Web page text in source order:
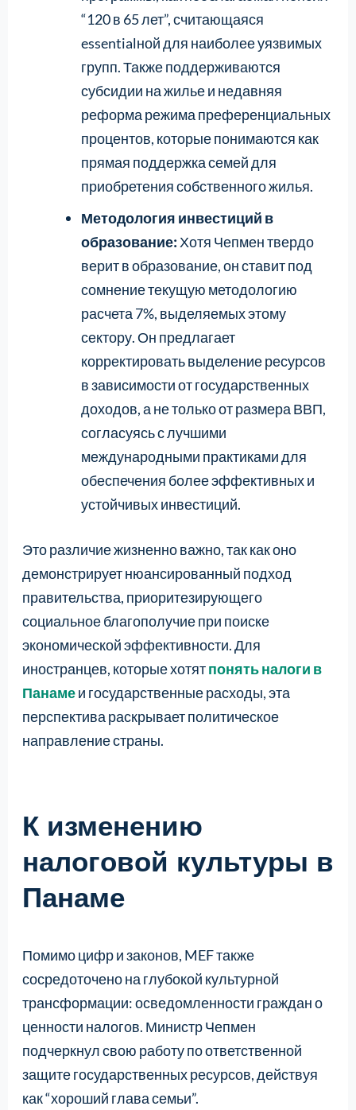
“120 в 65 лет”, считающаяся
essentialной для наиболее уязвимых
групп. Также поддерживаются
субсидии на жилье и недавняя
реформа режима преференциальных
процентов, которые понимаются как
прямая поддержка семей для
приобретения собственного жилья.
Методология инвестиций в
образование: Хотя Чепмен твердо
верит в образование, он ставит под
сомнение текущую методологию
расчета 7%, выделяемых этому
сектору. Он предлагает
корректировать выделение ресурсов
в зависимости от государственных
доходов, а не только от размера ВВП,
согласуясь с лучшими
международными практиками для
обеспечения более эффективных и
устойчивых инвестиций.
Это различие жизненно важно, так как оно
демонстрирует нюансированный подход
правительства, приоритезирующего
социальное благополучие при поиске
экономической эффективности. Для
иностранцев, которые хотятпонять налоги в
Панамеи государственные расходы, эта
перспектива раскрывает политическое
направление страны.
К изменению
налоговой культуры в
Панаме
Помимо цифр и законов, MEF также
сосредоточено на глубокой культурной
трансформации: осведомленности граждан о
ценности налогов. Министр Чепмен
подчеркнул свою работу по ответственной
защите государственных ресурсов, действуя
как “хороший глава семьи”.